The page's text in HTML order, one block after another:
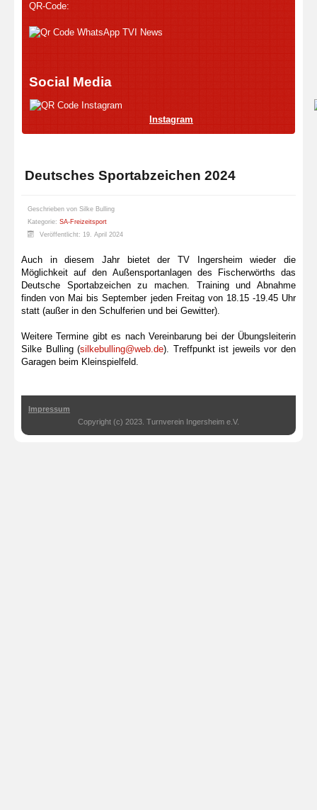
QR-Code:
Social Media
Instagram
Deutsches Sportabzeichen 2024
Geschrieben von Silke Bulling
Kategorie: SA-Freizeitsport
Veröffentlicht: 19. April 2024
Auch in diesem Jahr bietet der TV Ingersheim wieder die
Möglichkeit auf den Außensportanlagen des Fischerwörths das
Deutsche Sportabzeichen zu machen. Training und Abnahme
finden von Mai bis September jeden Freitag von 18.15 -19.45 Uhr
statt (außer in den Schulferien und bei Gewitter).
Weitere Termine gibt es nach Vereinbarung bei der Übungsleiterin
Silke Bulling (silkebulling@web.de). Treffpunkt ist jeweils vor den
Garagen beim Kleinspielfeld.
Impressum
Copyright (c) 2023. Turnverein Ingersheim e.V.